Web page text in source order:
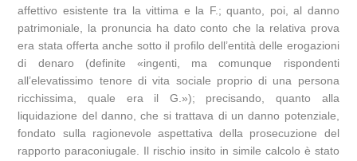
affettivo esistente tra la vittima e la F.; quanto, poi, al danno
patrimoniale, la pronuncia ha dato conto che la relativa prova
era stata offerta anche sotto il profilo dell’entità delle erogazioni
di denaro (definite «ingenti, ma comunque rispondenti
all’elevatissimo tenore di vita sociale proprio di una persona
ricchissima, quale era il G.»); precisando, quanto alla
liquidazione del danno, che si trattava di un danno potenziale,
fondato sulla ragionevole aspettativa della prosecuzione del
rapporto paraconiugale. Il rischio insito in simile calcolo è stato